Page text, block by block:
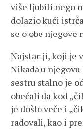
više ljubili nego
dolazio kući
se o obe njegove
Najstariji, koji je
Nikada u njegovu
sestru stalno je
obećali da kod
je došlo veče i
radovali, kao i